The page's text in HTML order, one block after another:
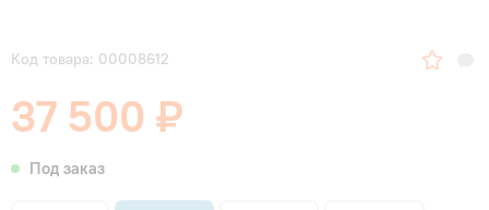
Код товара: 00008612
37 500 ₽
Под заказ